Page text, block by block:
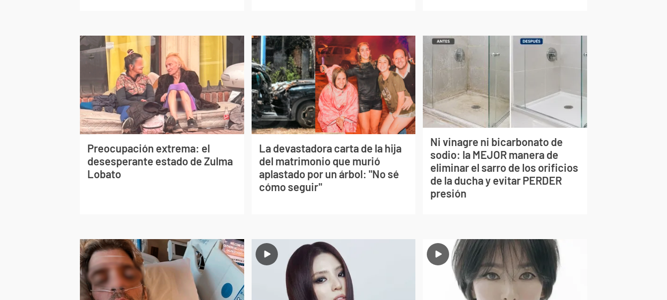
Preocupación extrema: el
desesperante estado de Zulma
Lobato
La devastadora carta de la hija
del matrimonio que murió
aplastado por un árbol: "No sé
cómo seguir"
Ni vinagre ni bicarbonato de
sodio: la MEJOR manera de
eliminar el sarro de los orificios
de la ducha y evitar PERDER
presión